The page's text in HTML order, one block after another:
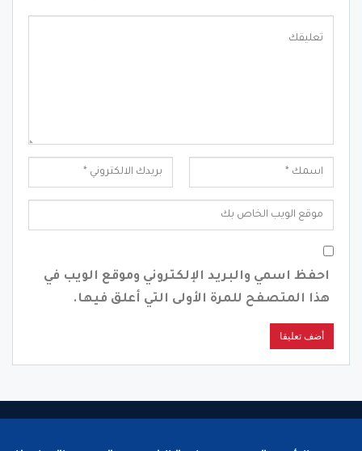
احفظ اسمي والبريد الإلكتروني وموقع الويب في
هذا المتصفح للمرة الأولى التي أعلق فيها.